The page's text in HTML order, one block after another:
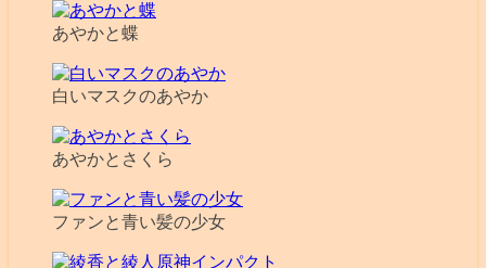
あやかと蝶
白いマスクのあやか
あやかとさくら
ファンと青い髪の少女